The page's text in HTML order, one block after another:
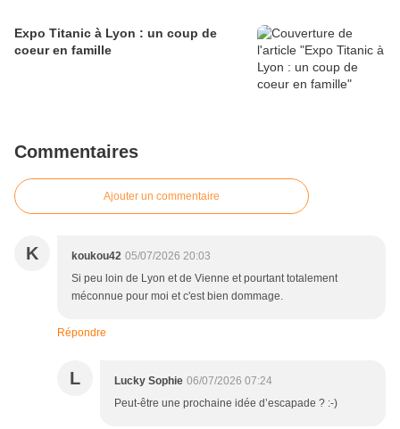
Expo Titanic à Lyon : un coup de
coeur en famille
Commentaires
Ajouter un commentaire
K koukou42 05/07/2026 20:03
Si peu loin de Lyon et de Vienne et pourtant totalement
méconnue pour moi et c'est bien dommage.
Répondre
L Lucky Sophie 06/07/2026 07:24
Peut-être une prochaine idée d’escapade ? :-)